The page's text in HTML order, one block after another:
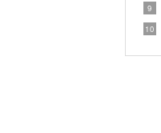
9
10